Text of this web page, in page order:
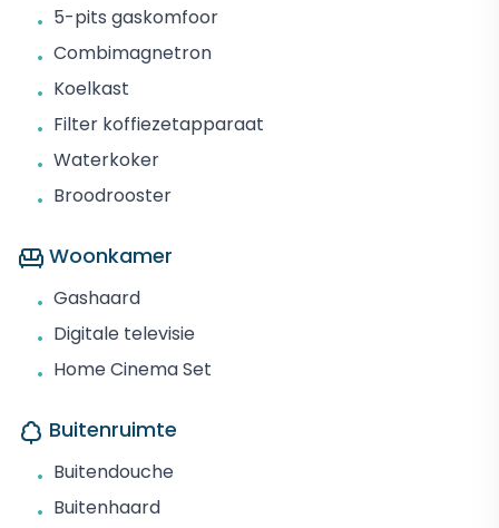
• 5-pits gaskomfoor
• Combimagnetron
• Koelkast
• Filter koffiezetapparaat
• Waterkoker
• Broodrooster
Woonkamer
• Gashaard
• Digitale televisie
• Home Cinema Set
Buitenruimte
• Buitendouche
• Buitenhaard